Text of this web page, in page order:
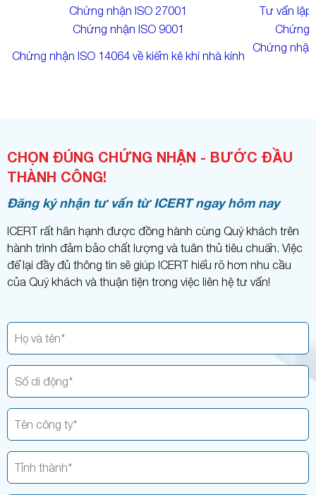
Chứng nhận ISO 27001
Tư vấn lập
Chứng nhận ISO 9001
Chứng
Chứng nhận ISO 14064 về kiểm kê khí nhà kính
Chứng
CHỌN ĐÚNG CHỨNG NHẬN - BƯỚC ĐẦU
THÀNH CÔNG!
Đăng ký nhận tư vấn từ ICERT ngay hôm nay
ICERT rất hân hạnh được đồng hành cùng Quý khách trên
hành trình đảm bảo chất lượng và tuân thủ tiêu chuẩn. Việc
để lại đầy đủ thông tin sẽ giúp ICERT hiểu rõ hơn nhu cầu
của Quý khách và thuận tiện trong việc liên hệ tư vấn!